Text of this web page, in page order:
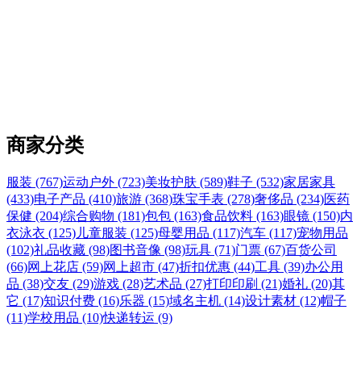
商家分类
服装 (767)运动户外 (723)美妆护肤 (589)鞋子 (532)家居家具
(433)电子产品 (410)旅游 (368)珠宝手表 (278)奢侈品 (234)医药
保健 (204)综合购物 (181)包包 (163)食品饮料 (163)眼镜 (150)内
衣泳衣 (125) 儿童服装 (125)母婴用品 (117)汽车 (117)宠物用品
(102)礼品收藏 (98)图书音像 (98)玩具 (71)门票 (67)百货公司
(66)网上花店 (59)网上超市 (47)折扣优惠 (44)工具 (39)办公用
品 (38)交友 (29)游戏 (28)艺术品 (27)打印印刷 (21)婚礼 (20)其
它 (17)知识付费 (16)乐器 (15)域名主机 (14)设计素材 (12)帽子
(11)学校用品 (10)快递转运 (9)